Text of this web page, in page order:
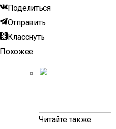
Поделиться
Отправить
Класснуть
Похожее
Читайте также: